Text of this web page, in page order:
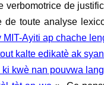
verbomotrice de
de toute analyse
MIT-Ayiti ap chache
kalte edikatè ak
ki kwè nan pouvwa